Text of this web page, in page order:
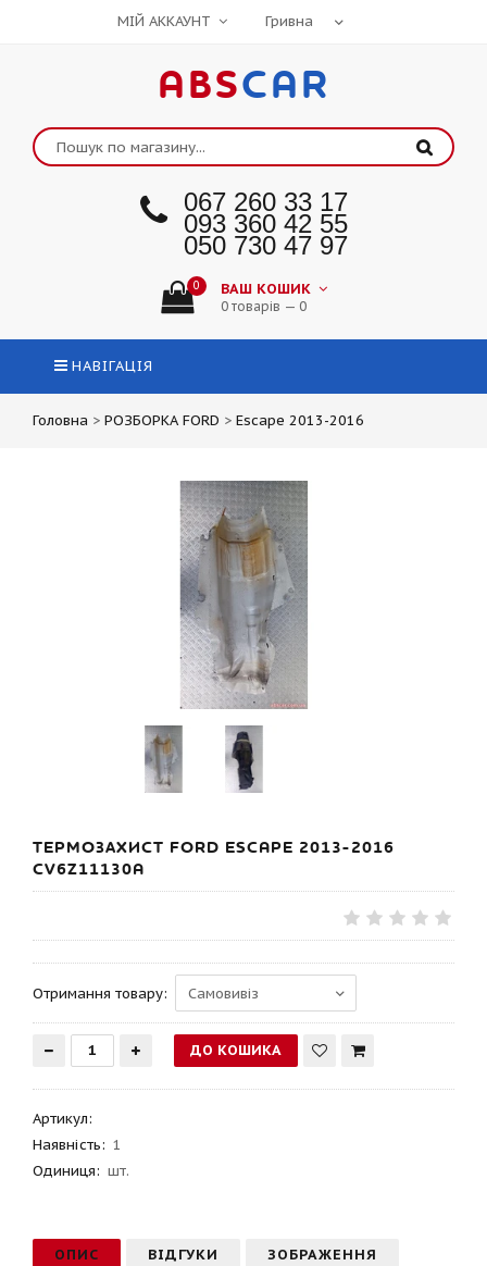
МІЙ АККАУНТ
ABSCAR
067 260 33 17
093 360 42 55
050 730 47 97
0 ВАШ КОШИК
0 товарів — 0
НАВІГАЦІЯ
Головна > РОЗБОРКА FORD > Escape 2013-2016
ТЕРМОЗАХИСТ FORD ESCAPE 2013-2016
CV6Z11130A
Отримання товару:
Артикул:
Наявність: 1
Одиниця: шт.
ОПИС ВІДГУКИ ЗОБРАЖЕННЯ